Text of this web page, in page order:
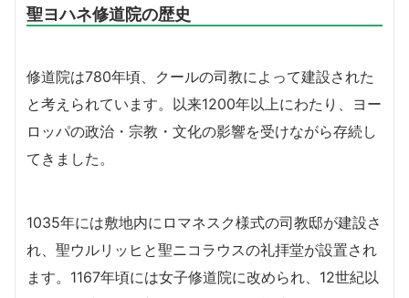
聖ヨハネ修道院の歴史
修道院は780年頃、クールの司教によって建設された
と考えられています。以来1200年以上にわたり、ヨー
ロッパの政治・宗教・文化の影響を受けながら存続し
てきました。
1035年には敷地内にロマネスク様式の司教邸が建設さ
れ、聖ウルリッヒと聖ニコラウスの礼拝堂が設置され
ます。1167年頃には女子修道院に改められ、12世紀以